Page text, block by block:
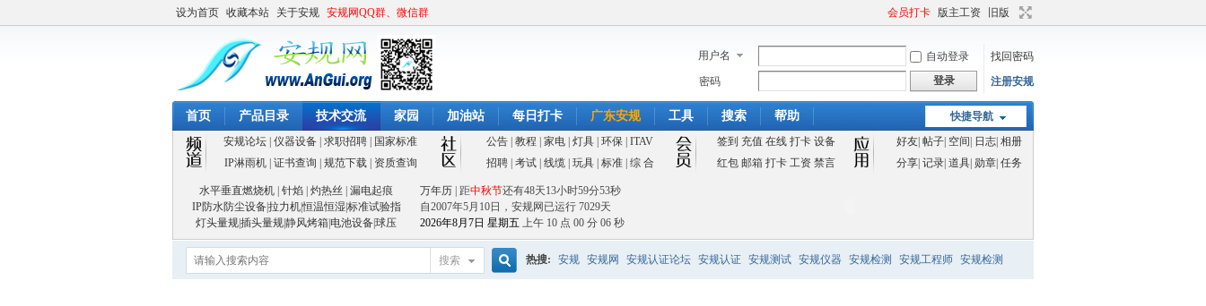
设为首页 收藏本站 关于安规 安规网QQ群、微信群 会员打卡 版主工资 旧版
用户名 自动登录
找回密码
密码
登录 注册安规
快捷导航
首页 产品目录 技术交流 家园 加油站 每日打卡 广东安规 工具 搜索 帮助
安规论坛 仪器设备 求职招聘 国家标准 公告 教程 家电 灯具 环保 ITAV 签到 充值 在线 打卡 设备 好友| 帖子| 空间 日志| 相册
IP淋雨机| 证书查询 规范下载| 资质查询 招聘| 考试| 线缆| 玩具| 标准| 综 合 红包 邮箱 打卡 工资 禁言 分享| 记录| 道具| 勋章| 任务
水平垂直燃烧机 针焰 灼热丝
漏电起痕
IP防水防尘设备|拉力机|恒温恒湿|标准试验指
灯头量规插头量规静风烤箱 电池设备球压
万年历 | 距中秋节还有48天13小时59分53秒
自2007年5月10日，安规网已运行 7029天
2026年8月7日 星期五 上午 10 点 00 分 06 秒
搜索 热搜: 安规 安规网 安规认证论坛 安规认证 安规测试 安规仪器 安规检测 安规工程师 安规检测